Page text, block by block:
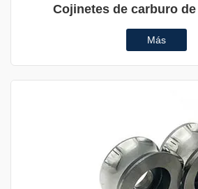
Cojinetes de carburo
Más